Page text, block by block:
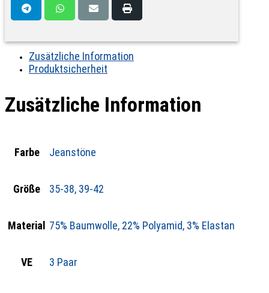
Zusätzliche Information
Produktsicherheit
Zusätzliche Information
Farbe Jeanstöne
Größe 35-38, 39-42
Material 75% Baumwolle, 22% Polyamid, 3% Elastan
VE 3 Paar